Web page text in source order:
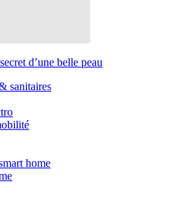
d’une belle peau
sanitaires
home